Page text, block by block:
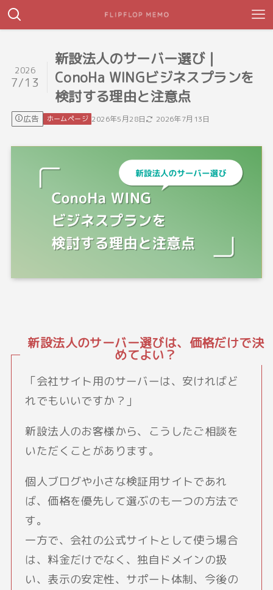
新設法人のサーバー選び｜
ConoHa WINGビジネスプランを
検討する理由と注意点
2026
7/13
広告 ホームページ 2026年5月28日 2026年7月13日
新設法人のサーバー選びは、価格だけで決
めてよい？
「会社サイト用のサーバーは、安ければど
れでもいいですか？」
新設法人のお客様から、こうしたご相談を
いただくことがあります。
個人ブログや小さな検証用サイトであれ
ば、価格を優先して選ぶのも一つの方法で
す。
一方で、会社の公式サイトとして使う場合
は、料金だけでなく、独自ドメインの扱
い、表示の安定性、サポート体制、今後の